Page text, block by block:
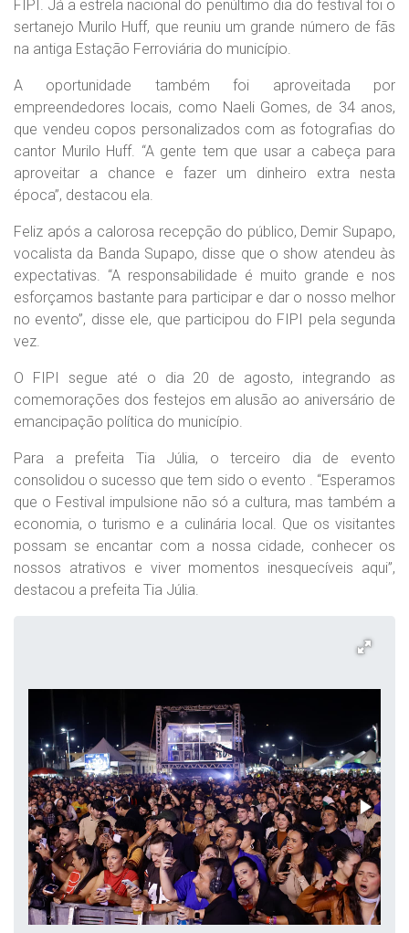
FIPI. Já a estrela nacional do penúltimo dia do festival foi o
sertanejo Murilo Huff, que reuniu um grande número de fãs
na antiga Estação Ferroviária do município.
A oportunidade também foi aproveitada por
empreendedores locais, como Naeli Gomes, de 34 anos,
que vendeu copos personalizados com as fotografias do
cantor Murilo Huff. “A gente tem que usar a cabeça para
aproveitar a chance e fazer um dinheiro extra nesta
época”, destacou ela.
Feliz após a calorosa recepção do público, Demir Supapo,
vocalista da Banda Supapo, disse que o show atendeu às
expectativas. “A responsabilidade é muito grande e nos
esforçamos bastante para participar e dar o nosso melhor
no evento”, disse ele, que participou do FIPI pela segunda
vez.
O FIPI segue até o dia 20 de agosto, integrando as
comemorações dos festejos em alusão ao aniversário de
emancipação política do município.
Para a prefeita Tia Júlia, o terceiro dia de evento
consolidou o sucesso que tem sido o evento . “Esperamos
que o Festival impulsione não só a cultura, mas também a
economia, o turismo e a culinária local. Que os visitantes
possam se encantar com a nossa cidade, conhecer os
nossos atrativos e viver momentos inesquecíveis aqui”,
destacou a prefeita Tia Júlia.